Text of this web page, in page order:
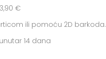
€
ili pomoću 2D barkoda.
14 dana